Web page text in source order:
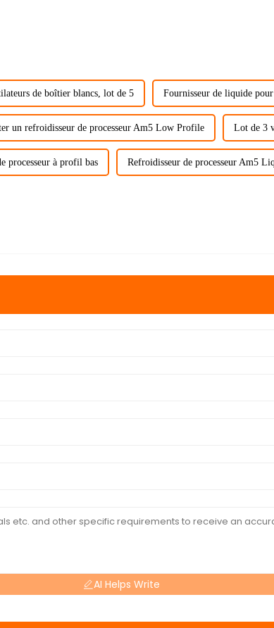
de boîtier blancs, lot de 5 Fournisseur de liquide
un refroidisseur de processeur Am5 Low Profile Lot de 3
processeur à profil bas Refroidisseur de processeur Am5
AI Helps Write